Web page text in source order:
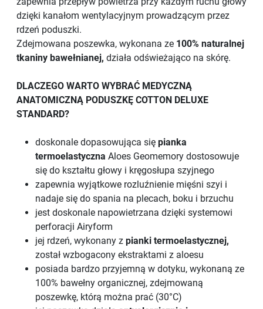
dzięki kanałom wentylacyjnym prowadzącym przez
rdzeń poduszki.
Zdejmowana poszewka, wykonana ze 100% naturalnej
tkaniny bawełnianej, działa odświeżająco na skórę.
DLACZEGO WARTO WYBRAĆ MEDYCZNĄ
ANATOMICZNĄ PODUSZKĘ COTTON DELUXE
STANDARD?
doskonale dopasowująca się pianka
termoelastyczna Aloes Geomemory dostosowuje
się do kształtu głowy i kręgosłupa szyjnego
zapewnia wyjątkowe rozluźnienie mięśni szyi i
nadaje się do spania na plecach, boku i brzuchu
jest doskonale napowietrzana dzięki systemowi
perforacji Airyform
jej rdzeń, wykonany z pianki termoelastycznej,
został wzbogacony ekstraktami z aloesu
posiada bardzo przyjemną w dotyku, wykonaną ze
100% bawełny organicznej, zdejmowaną
poszewkę, którą można prać (30°C)